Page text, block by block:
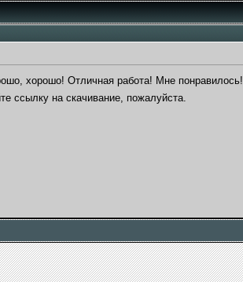
хорошо! Отличная работа! Мне понравилось!
ссылку на скачивание, пожалуйста.